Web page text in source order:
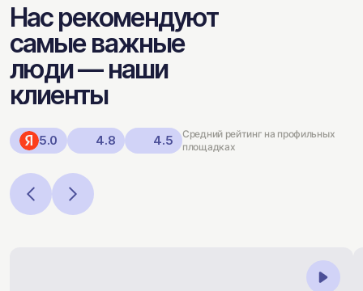
Нас рекомендуют
самые важные
люди — наши
клиенты
5.0 4.8 4.5
Средний рейтинг на профильных
площадках